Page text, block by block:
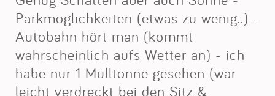
Parkmöglichkeiten (etwas zu wenig..) -
Autobahn hört man (kommt
wahrscheinlich aufs Wetter an) - ich
habe nur 1 Mülltonne gesehen (war
leicht verdreckt bei den Sitz &